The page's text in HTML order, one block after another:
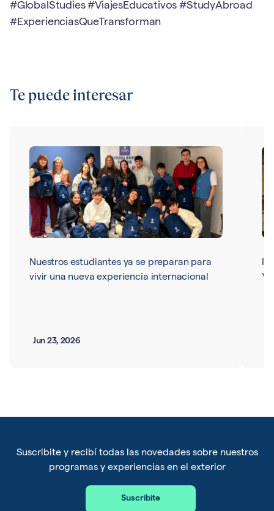
#GlobalStudies #ViajesEducativos #StudyAbroad
#ExperienciasQueTransforman
Te puede interesar
Nuestros estudiantes ya se preparan para
vivir una nueva experiencia internacional
Jun 23, 2026
Suscribite y recibí todas las novedades sobre nuestros
programas y experiencias en el exterior
Suscríbite